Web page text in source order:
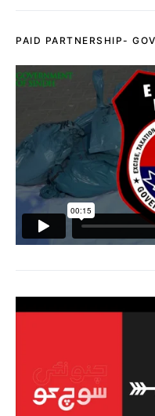
PAID PARTNERSHIP-